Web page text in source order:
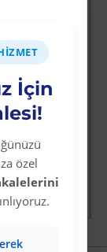
İçin
özel